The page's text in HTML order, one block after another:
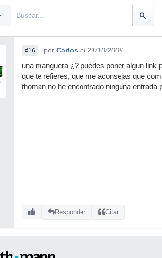
#16 por Carlos el 21/10/2006
una manguera ¿? puedes poner algun link
que te refieres, que me aconsejas que
thoman no he encontrado ninguna entrada
Responder Citar